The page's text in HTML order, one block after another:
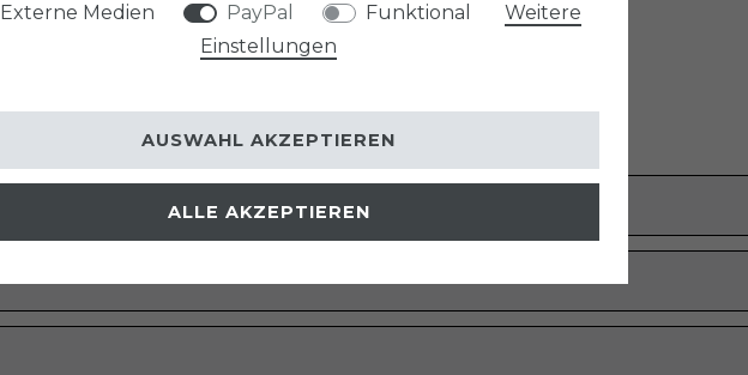
Externe Medien
PayPal Funktional
Weitere
Einstellungen
ALLE AKZEPTIEREN
AUSWAHL AKZEPTIEREN